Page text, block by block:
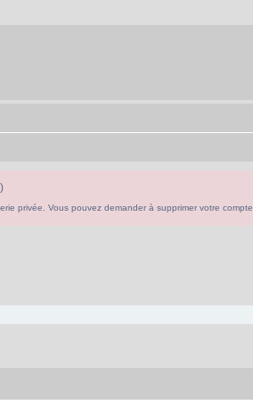
)
privée. Vous pouvez demander à supprimer votre compte